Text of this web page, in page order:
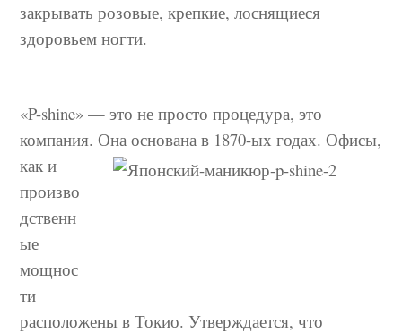
закрывать розовые, крепкие, лоснящиеся
здоровьем ногти.
«P-shine» — это не просто процедура, это
компания. Она основана в 1870-ых годах. Офисы,
как и
произво
дственн
ые
мощнос
ти
расположены в Токио. Утверждается, что